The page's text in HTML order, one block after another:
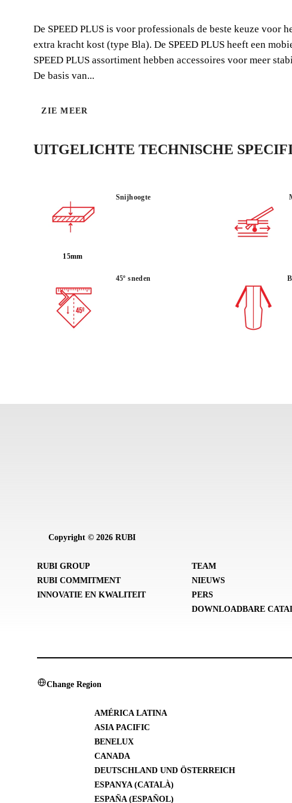
De SPEED PLUS is voor professionals de beste keuze
extra kracht kost (type Bla). De SPEED PLUS heeft een
SPEED PLUS assortiment hebben accessoires voor meer
De basis van...
ZIE MEER
UITGELICHTE TECHNISCHE
Snijhoogte
15mm
45º sneden
Copyright © 2026 RUBI
RUBI GROUP
RUBI COMMITMENT
INNOVATIE EN KWALITEIT
TEAM
NIEUWS
PERS
DOWNLOADBARE
Change Region
AMÉRICA LATINA
ASIA PACIFIC
BENELUX
CANADA
DEUTSCHLAND UND ÖSTERREICH
ESPANYA (CATALÀ)
ESPAÑA (ESPAÑOL)